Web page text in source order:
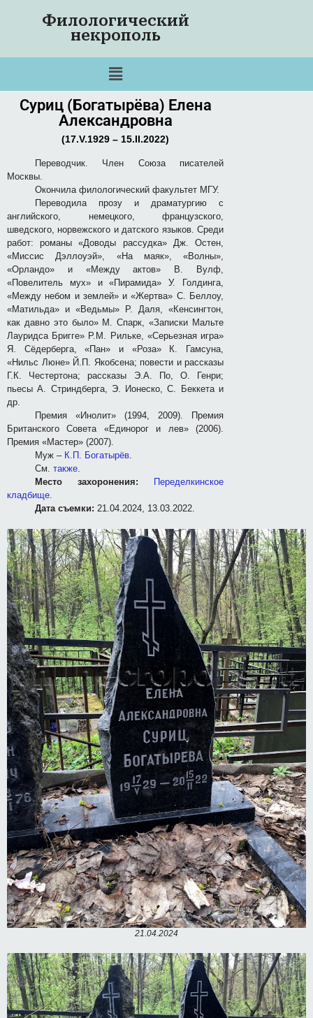
Филологический
некрополь
Суриц (Богатырёва) Елена
Александровна
(17.V.1929 – 15.II.2022)
Переводчик. Член Союза писателей
Москвы.
Окончила филологический факультет МГУ.
Переводила прозу и драматургию с
английского, немецкого, французского,
шведского, норвежского и датского языков. Среди
работ: романы «Доводы рассудка» Дж. Остен,
«Миссис Дэллоуэй», «На маяк», «Волны»,
«Орландо» и «Между актов» В. Вулф,
«Повелитель мух» и «Пирамида» У. Голдинга,
«Между небом и землей» и «Жертва» С. Беллоу,
«Матильда» и «Ведьмы» Р. Даля, «Кенсингтон,
как давно это было» М. Спарк, «Записки Мальте
Лауридса Бригге» Р.М. Рильке, «Серьезная игра»
Я. Сёдерберга, «Пан» и «Роза» К. Гамсуна,
«Нильс Люне» Й.П. Якобсена; повести и рассказы
Г.К. Честертона; рассказы Э.А. По, О. Генри;
пьесы А. Стриндберга, Э. Ионеско, С. Беккета и
др.
Премия «Инолит» (1994, 2009). Премия
Британского Совета «Единорог и лев» (2006).
Премия «Мастер» (2007).
Муж – К.П. Богатырёв.
См. также.
Место захоронения:
Переделкинское
кладбище.
Дата съемки: 21.04.2024, 13.03.2022.
21.04.2024